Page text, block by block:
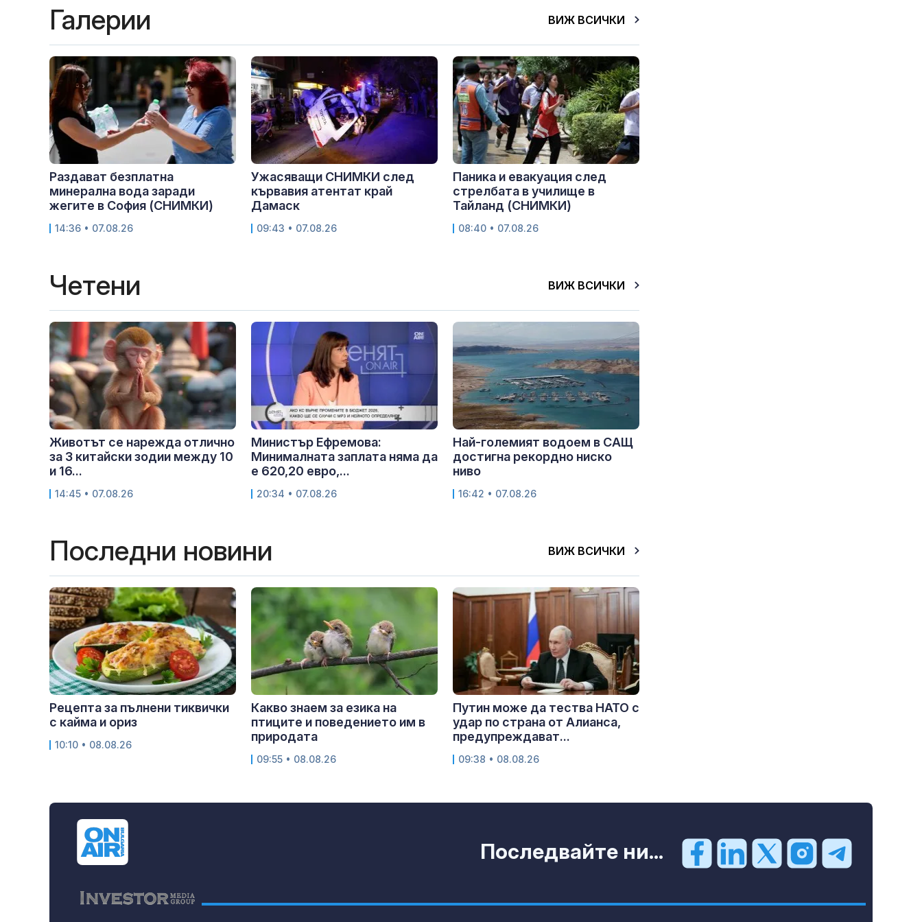
Галерии ВИЖ ВСИЧКИ
Раздават безплатна
минерална вода заради
жегите в София (СНИМКИ)
14:36 • 07.08.26
Ужасяващи СНИМКИ след
кървавия атентат край
Дамаск
09:43 • 07.08.26
Паника и евакуация след
стрелбата в училище в
Тайланд (СНИМКИ)
08:40 • 07.08.26
Четени ВИЖ ВСИЧКИ
Животът се нарежда отлично
за 3 китайски зодии между 10
и 16...
14:45 • 07.08.26
Министър Ефремова:
Минималната заплата няма да
е 620,20 евро,...
20:34 • 07.08.26
Най-големият водоем в САЩ
достигна рекордно ниско
ниво
16:42 • 07.08.26
Последни новини ВИЖ ВСИЧКИ
Рецепта за пълнени тиквички
с кайма и ориз
10:10 • 08.08.26
Какво знаем за езика на
птиците и поведението им в
природата
09:55 • 08.08.26
Путин може да тества НАТО с
удар по страна от Алианса,
предупреждават...
09:38 • 08.08.26
Последвайте ни...